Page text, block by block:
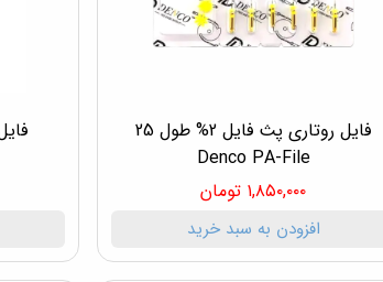
فایل روتاری پث فایل 2% طول 25
Denco PA-File
۱,۸۵۰,۰۰۰ تومان
افزودن به سبد خرید